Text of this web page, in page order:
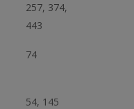
257, 374,
443
74
54, 145